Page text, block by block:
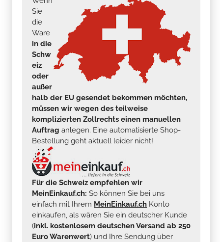
Sie
die
Ware
in die
Schw
eiz
oder
außer
halb der EU gesendet bekommen möchten,
müssen wir wegen des teilweise
komplizierten Zollrechts einen manuellen
Auftrag anlegen. Eine automatisierte Shop-
Bestellung geht aktuell leider nicht!
Für die Schweiz empfehlen wir
MeinEinkauf.ch: So können Sie bei uns
einfach mit Ihrem MeinEinkauf.ch Konto
einkaufen, als wären Sie ein deutscher Kunde
(inkl. kostenlosem deutschen Versand ab 250
Euro Warenwert) und Ihre Sendung über